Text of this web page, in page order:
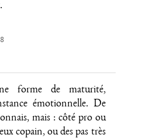
forme de maturité,
émotionnelle. De
mais : côté pro ou
copain, ou des pas très